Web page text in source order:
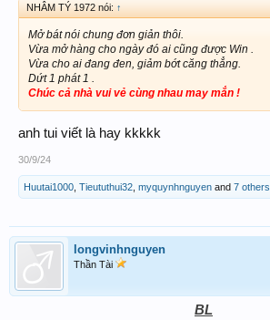
NHÂM TÝ 1972 nói: ↑
Mở bát nói chung đơn giản thôi.
Vừa mở hàng cho ngày đó ai cũng được Win .
Vừa cho ai đang đen, giảm bớt căng thẳng.
Dứt 1 phát 1 .
Chúc cả nhà vui vẻ cùng nhau may mắn !
anh tui viết là hay kkkkk
30/9/24
Huutai1000 Tieututhui32 myquynhnguyen and 7 others
longvinhnguyen
Thần Tài
BL